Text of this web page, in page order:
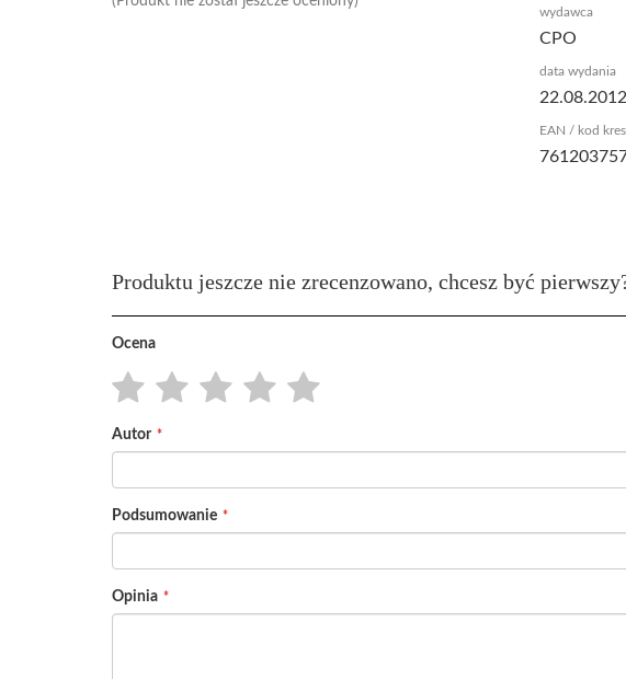
wydawca
CPO
data wydania
22.08.2012
EAN / kod
Produktu jeszcze nie zrecenzowano, chcesz być
Ocena
star
stars
stars
stars
stars
Autor
Podsumowanie
Opinia